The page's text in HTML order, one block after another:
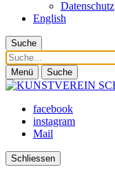
Datenschutz
English
Suche
Suche
Menü Suche
facebook
instagram
Mail
Schliessen